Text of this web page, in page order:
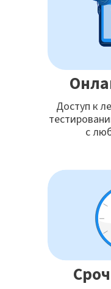
Доступ к
с